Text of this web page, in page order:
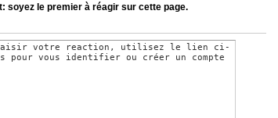
soyez le premier à réagir sur cette page.